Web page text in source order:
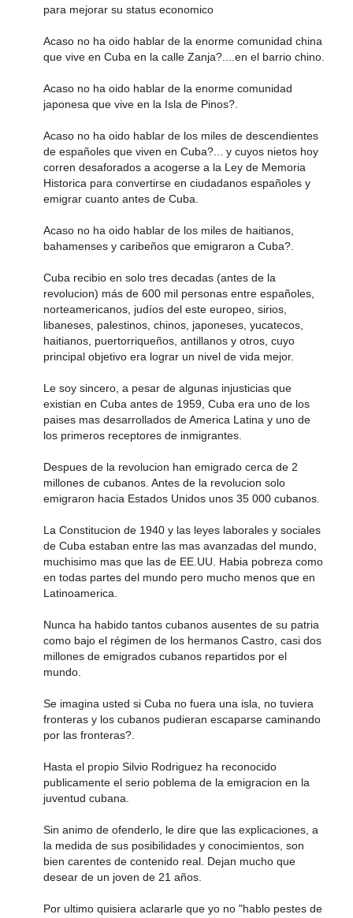
para mejorar su status economico
Acaso no ha oido hablar de la enorme comunidad china
que vive en Cuba en la calle Zanja?....en el barrio chino.
Acaso no ha oido hablar de la enorme comunidad
japonesa que vive en la Isla de Pinos?.
Acaso no ha oido hablar de los miles de descendientes
de españoles que viven en Cuba?... y cuyos nietos hoy
corren desaforados a acogerse a la Ley de Memoria
Historica para convertirse en ciudadanos españoles y
emigrar cuanto antes de Cuba.
Acaso no ha oido hablar de los miles de haitianos,
bahamenses y caribeños que emigraron a Cuba?.
Cuba recibio en solo tres decadas (antes de la
revolucion) más de 600 mil personas entre españoles,
norteamericanos, judíos del este europeo, sirios,
libaneses, palestinos, chinos, japoneses, yucatecos,
haitianos, puertorriqueños, antillanos y otros, cuyo
principal objetivo era lograr un nivel de vida mejor.
Le soy sincero, a pesar de algunas injusticias que
existian en Cuba antes de 1959, Cuba era uno de los
paises mas desarrollados de America Latina y uno de
los primeros receptores de inmigrantes.
Despues de la revolucion han emigrado cerca de 2
millones de cubanos. Antes de la revolucion solo
emigraron hacia Estados Unidos unos 35 000 cubanos.
La Constitucion de 1940 y las leyes laborales y sociales
de Cuba estaban entre las mas avanzadas del mundo,
muchisimo mas que las de EE.UU. Habia pobreza como
en todas partes del mundo pero mucho menos que en
Latinoamerica.
Nunca ha habido tantos cubanos ausentes de su patria
como bajo el régimen de los hermanos Castro, casi dos
millones de emigrados cubanos repartidos por el
mundo.
Se imagina usted si Cuba no fuera una isla, no tuviera
fronteras y los cubanos pudieran escaparse caminando
por las fronteras?.
Hasta el propio Silvio Rodriguez ha reconocido
publicamente el serio poblema de la emigracion en la
juventud cubana.
Sin animo de ofenderlo, le dire que las explicaciones, a
la medida de sus posibilidades y conocimientos, son
bien carentes de contenido real. Dejan mucho que
desear de un joven de 21 años.
Por ultimo quisiera aclararle que yo no "hablo pestes de